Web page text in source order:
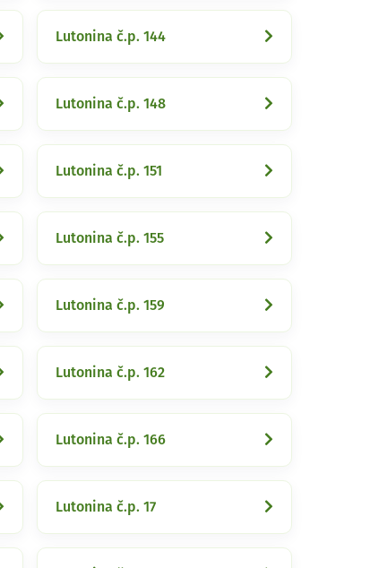
Lutonina č.p. 144
Lutonina č.p. 148
Lutonina č.p. 151
Lutonina č.p. 155
Lutonina č.p. 159
Lutonina č.p. 162
Lutonina č.p. 166
Lutonina č.p. 17